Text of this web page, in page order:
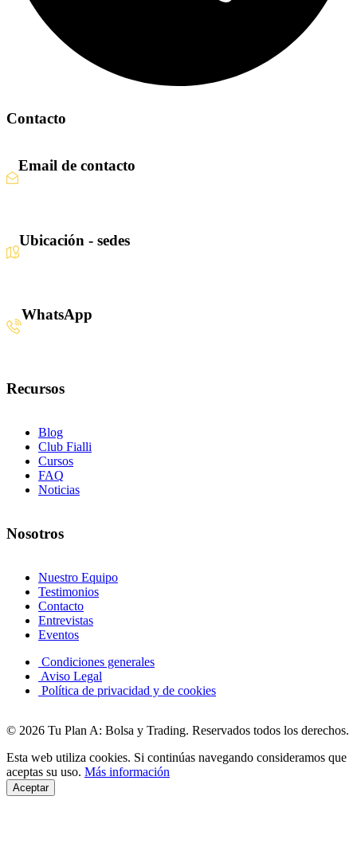
Contacto
Email de contacto
Ubicación - sedes
WhatsApp
Recursos
Blog
Club Fialli
Cursos
FAQ
Noticias
Nosotros
Nuestro Equipo
Testimonios
Contacto
Entrevistas
Eventos
Condiciones generales
Aviso Legal
Política de privacidad y de cookies
© 2026 Tu Plan A: Bolsa y Trading. Reservados todos los derechos.
Esta web utiliza cookies. Si continúas navegando consideramos que
aceptas su uso. Más información
Aceptar